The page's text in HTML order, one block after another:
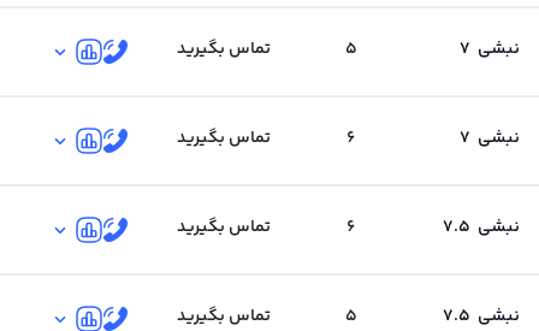
نبشی 7
5 تماس بگیرید
نبشی 7
6 تماس بگیرید
نبشی 7.5
6 تماس بگیرید
نبشی 7.5
5 تماس بگیرید